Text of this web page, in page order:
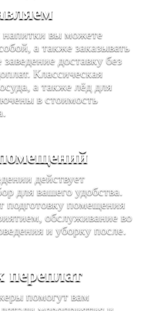
вы можете
а также заказывать
доставку без
Классическая
а также лёд для
в стоимость
действует
для вашего удобства.
подготовку помещения
обслуживание во
и уборку после.
переплат
помогут вам